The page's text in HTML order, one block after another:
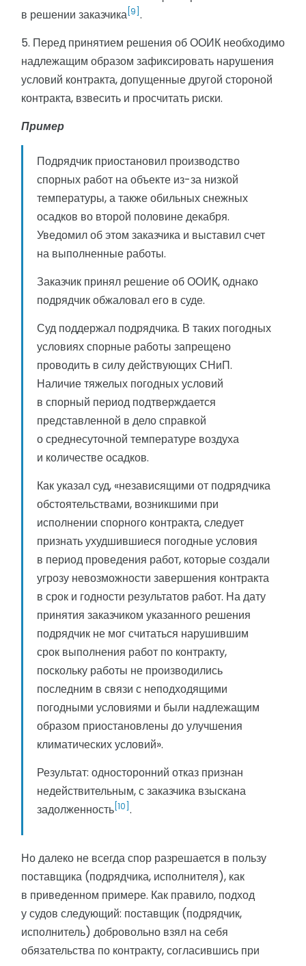
в решении заказчика [9] .
5. Перед принятием решения об ООИК необходимо
надлежащим образом зафиксировать нарушения
условий контракта, допущенные другой стороной
контракта, взвесить и просчитать риски.
Пример
Подрядчик приостановил производство
спорных работ на объекте из-за низкой
температуры, а также обильных снежных
осадков во второй половине декабря.
Уведомил об этом заказчика и выставил счет
на выполненные работы.
Заказчик принял решение об ООИК, однако
подрядчик обжаловал его в суде.
Суд поддержал подрядчика. В таких погодных
условиях спорные работы запрещено
проводить в силу действующих СНиП.
Наличие тяжелых погодных условий
в спорный период подтверждается
представленной в дело справкой
о среднесуточной температуре воздуха
и количестве осадков.
Как указал суд, «независящими от подрядчика
обстоятельствами, возникшими при
исполнении спорного контракта, следует
признать ухудшившиеся погодные условия
в период проведения работ, которые создали
угрозу невозможности завершения контракта
в срок и годности результатов работ. На дату
принятия заказчиком указанного решения
подрядчик не мог считаться нарушившим
срок выполнения работ по контракту,
поскольку работы не производились
последним в связи с неподходящими
погодными условиями и были надлежащим
образом приостановлены до улучшения
климатических условий».
Результат: односторонний отказ признан
недействительным, с заказчика взыскана
задолженность [10] .
Но далеко не всегда спор разрешается в пользу
поставщика (подрядчика, исполнителя), как
в приведенном примере. Как правило, подход
у судов следующий: поставщик (подрядчик,
исполнитель) добровольно взял на себя
обязательства по контракту, согласившись при